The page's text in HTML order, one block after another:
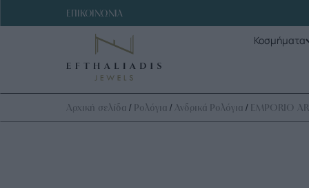
ΕΠΙΚΟΙΝΩΝΙΑ
Κοσμήματα
Αρχική σελίδα / Ρολόγια / Ανδρικά Ρολόγια / EMPORIO